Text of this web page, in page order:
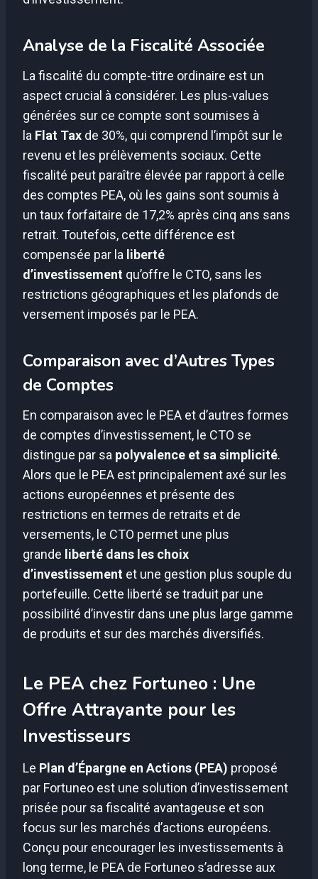
Analyse de la Fiscalité Associée
La fiscalité du compte-titre ordinaire est un
aspect crucial à considérer. Les plus-values
générées sur ce compte sont soumises à
la Flat Tax de 30%, qui comprend l’impôt sur le
revenu et les prélèvements sociaux. Cette
fiscalité peut paraître élevée par rapport à celle
des comptes PEA, où les gains sont soumis à
un taux forfaitaire de 17,2% après cinq ans sans
retrait. Toutefois, cette différence est
compensée par la liberté
d’investissement qu’offre le CTO, sans les
restrictions géographiques et les plafonds de
versement imposés par le PEA.
Comparaison avec d’Autres Types
de Comptes
En comparaison avec le PEA et d’autres formes
de comptes d’investissement, le CTO se
distingue par sa polyvalence et sa simplicité.
Alors que le PEA est principalement axé sur les
actions européennes et présente des
restrictions en termes de retraits et de
versements, le CTO permet une plus
grande liberté dans les choix
d’investissement et une gestion plus souple du
portefeuille. Cette liberté se traduit par une
possibilité d’investir dans une plus large gamme
de produits et sur des marchés diversifiés.
Le PEA chez Fortuneo : Une
Offre Attrayante pour les
Investisseurs
Le Plan d’Épargne en Actions (PEA) proposé
par Fortuneo est une solution d’investissement
prisée pour sa fiscalité avantageuse et son
focus sur les marchés d’actions européens.
Conçu pour encourager les investissements à
long terme, le PEA de Fortuneo s’adresse aux